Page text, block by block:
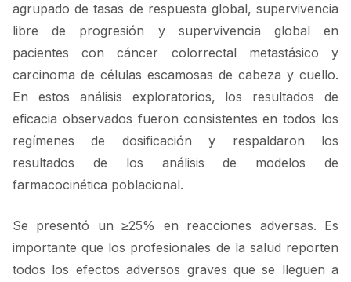
agrupado de tasas de respuesta global, supervivencia
libre de progresión y supervivencia global en
pacientes con cáncer colorrectal metastásico y
carcinoma de células escamosas de cabeza y cuello.
En estos análisis exploratorios, los resultados de
eficacia observados fueron consistentes en todos los
regímenes de dosificación y respaldaron los
resultados de los análisis de modelos de
farmacocinética poblacional.
Se presentó un ≥25% en reacciones adversas. Es
importante que los profesionales de la salud reporten
todos los efectos adversos graves que se lleguen a